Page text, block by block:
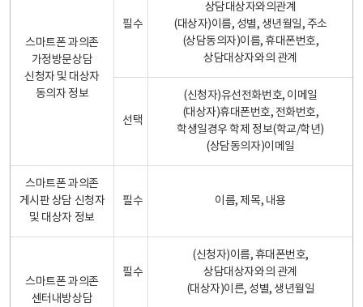
스마트폰 과의존
가정방문상담
신청자 및 대상자
동의자 정보
필수
상담대상자와의관계
(대상자)이름, 성별, 생년월일, 주소
(상담동의자)이름, 휴대폰번호,
상담대상자와의 관계
선택
(신청자)유선전화번호, 이메일
(대상자)휴대폰번호, 전화번호,
학생일경우 학제 정보(학교/학년)
(상담동의자)이메일
스마트폰 과의존
게시판 상담 신청자
및 대상자 정보
필수 이름, 제목, 내용
스마트폰 과의존
센터내방상담
필수
(신청자)이름, 휴대폰번호,
상담대상자와의 관계
(대상자)이른, 성별, 생년월일